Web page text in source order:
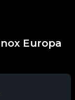
Europa